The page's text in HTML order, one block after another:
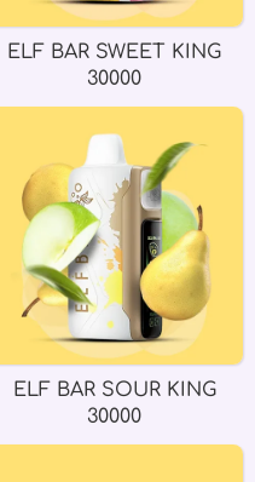
ELF BAR SWEET KING
30000
ELF BAR SOUR KING
30000